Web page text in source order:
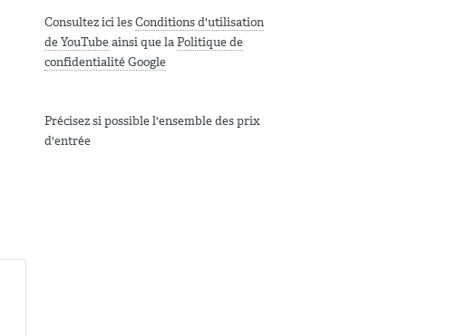
Consultez ici lesConditions d'utilisation
de YouTubeainsi que laPolitique de
confidentialité Google
Précisez si possible l'ensemble des prix
d'entrée